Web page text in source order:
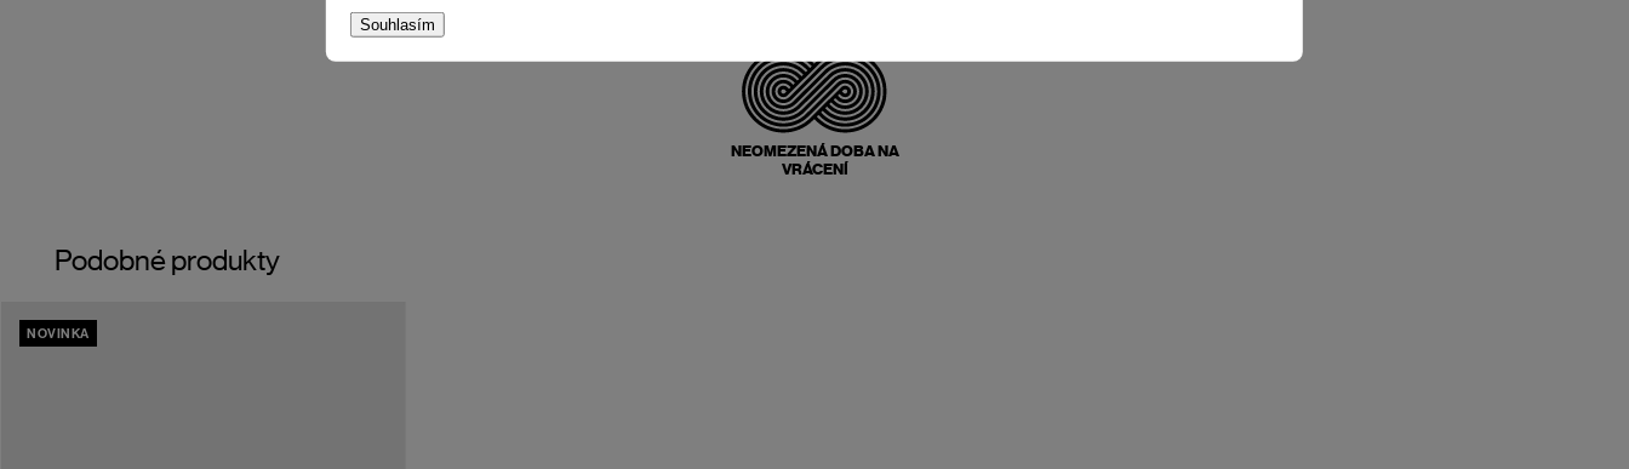
Souhlasím
NEOMEZENÁ DOBA NA
VRÁCENÍ
Podobné produkty
NOVINKA